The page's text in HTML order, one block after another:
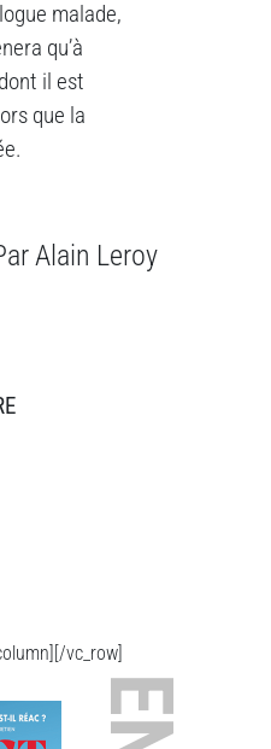
malade,
qu’à
il est
que la
Alain Leroy
vc_row]